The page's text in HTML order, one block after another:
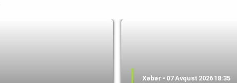
Xəbər • 07 Avqust 2026 18:35